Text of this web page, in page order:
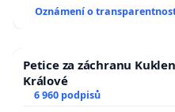
Oznámení o
Petice za záchranu
Králové
6 960 podpisů